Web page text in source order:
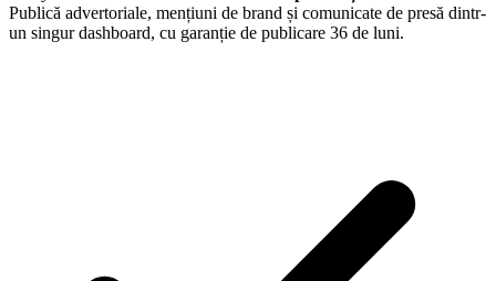
Publică advertoriale, mențiuni de brand și comunicate de presă dintr-
un singur dashboard, cu garanție de publicare 36 de luni.